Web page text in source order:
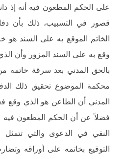
على الحكم المطعون فيه أنه إذ
قصور في التسبيب، ذلك بأن
الخاتم الموقع به على السند هو
وقع به على السند المزور وأن
بالحق المدني بعد سرقة خاتمه
محكمة الموضوع تحقيق ذلك
المدني أن الطاعن هو الذي وقع
فضلاً عن أن الحكم المطعون فيه
النفي في الدعوى والتي
التوقيع بخاتمه على أوراقه